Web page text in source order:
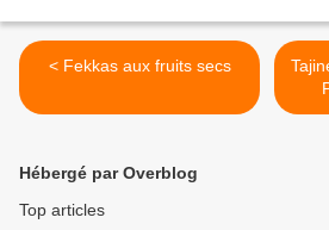
< Fekkas aux fruits secs
Hébergé par Overblog
Top articles